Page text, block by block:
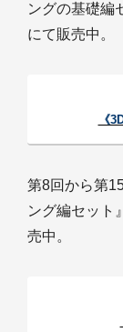
ングの基礎編
にて販売中。
《
第8回から第
ング編セット
売中。